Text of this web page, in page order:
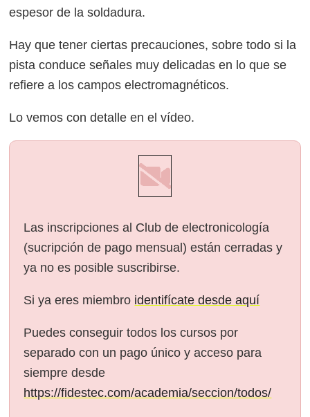
espesor de la soldadura.
Hay que tener ciertas precauciones, sobre todo si la
pista conduce señales muy delicadas en lo que se
refiere a los campos electromagnéticos.
Lo vemos con detalle en el vídeo.
Las inscripciones al Club de electronicología
(sucripción de pago mensual) están cerradas y
ya no es posible suscribirse.
Si ya eres miembro identifícate desde aquí
Puedes conseguir todos los cursos por
separado con un pago único y acceso para
siempre desde
https://fidestec.com/academia/seccion/todos/